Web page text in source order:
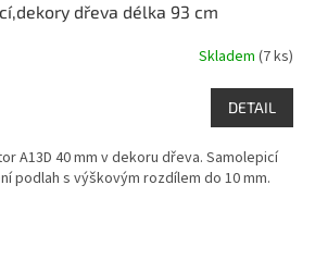
dřeva délka 93 cm
Skladem (7 ks)
DETAIL
A13D 40 mm v dekoru dřeva. Samolepicí
podlah s výškovým rozdílem do 10 mm.